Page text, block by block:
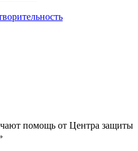
помощь от Центра защиты